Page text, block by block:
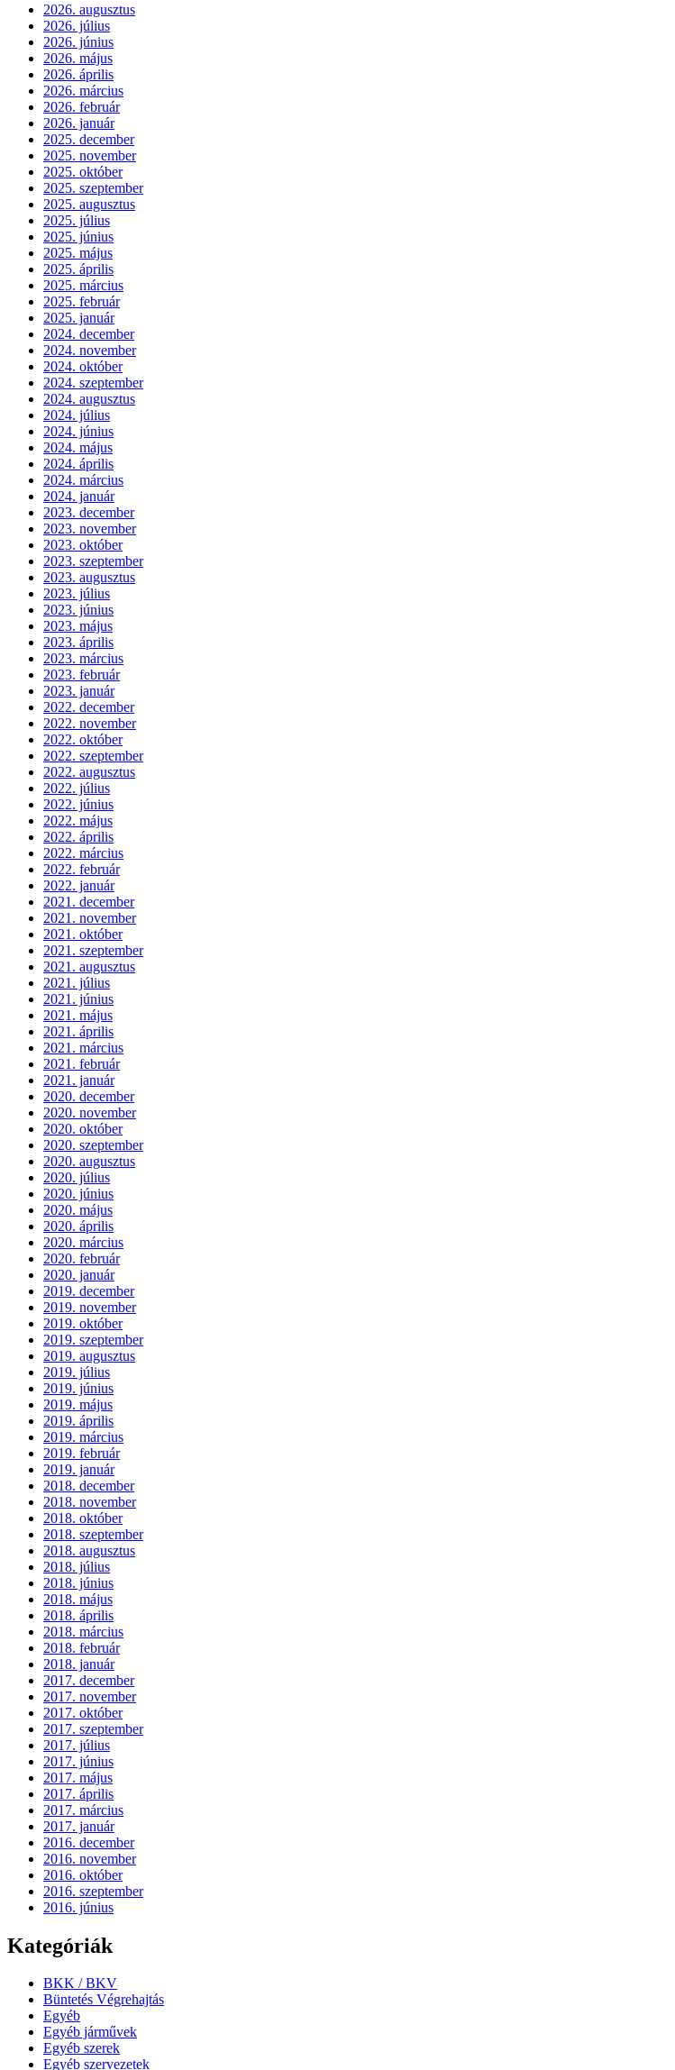
2026. augusztus
2026. július
2026. június
2026. május
2026. április
2026. március
2026. február
2026. január
2025. december
2025. november
2025. október
2025. szeptember
2025. augusztus
2025. július
2025. június
2025. május
2025. április
2025. március
2025. február
2025. január
2024. december
2024. november
2024. október
2024. szeptember
2024. augusztus
2024. július
2024. június
2024. május
2024. április
2024. március
2024. január
2023. december
2023. november
2023. október
2023. szeptember
2023. augusztus
2023. július
2023. június
2023. május
2023. április
2023. március
2023. február
2023. január
2022. december
2022. november
2022. október
2022. szeptember
2022. augusztus
2022. július
2022. június
2022. május
2022. április
2022. március
2022. február
2022. január
2021. december
2021. november
2021. október
2021. szeptember
2021. augusztus
2021. július
2021. június
2021. május
2021. április
2021. március
2021. február
2021. január
2020. december
2020. november
2020. október
2020. szeptember
2020. augusztus
2020. július
2020. június
2020. május
2020. április
2020. március
2020. február
2020. január
2019. december
2019. november
2019. október
2019. szeptember
2019. augusztus
2019. július
2019. június
2019. május
2019. április
2019. március
2019. február
2019. január
2018. december
2018. november
2018. október
2018. szeptember
2018. augusztus
2018. július
2018. június
2018. május
2018. április
2018. március
2018. február
2018. január
2017. december
2017. november
2017. október
2017. szeptember
2017. július
2017. június
2017. május
2017. április
2017. március
2017. január
2016. december
2016. november
2016. október
2016. szeptember
2016. június
Kategóriák
BKK / BKV
Büntetés Végrehajtás
Egyéb
Egyéb járművek
Egyéb szerek
Egyéb szervezetek